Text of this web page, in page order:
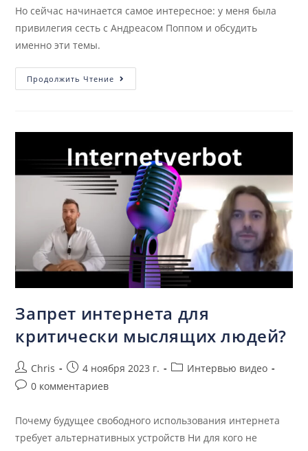
Но сейчас начинается самое интересное: у меня была
привилегия сесть с Андреасом Поппом и обсудить
именно эти темы.
Продолжить Чтение
Запрет интернета для
критически мыслящих людей?
Chris 4 ноября 2023 г.
Интервью видео
0 комментариев
Почему будущее свободного использования интернета
требует альтернативных устройств Ни для кого не